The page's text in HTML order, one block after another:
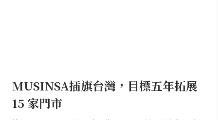
MUSINSA插旗台灣，目標五年拓展
15 家門市